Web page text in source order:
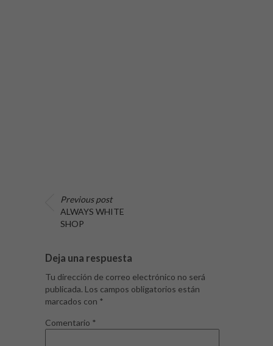
Previous post
ALWAYS WHITE
SHOP
Deja una respuesta
Tu dirección de correo electrónico no será
publicada. Los campos obligatorios están
marcados con *
Comentario *